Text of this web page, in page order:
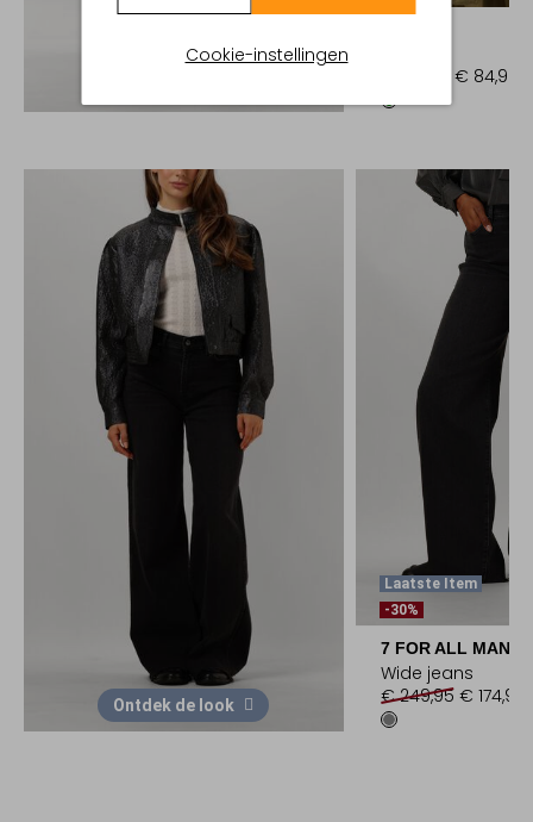
Cookie-instellingen
€ 84,99
Ontdek de look
Laatste Item
-30%
7 FOR ALL
Wide jeans
€ 249,95 € 174,99